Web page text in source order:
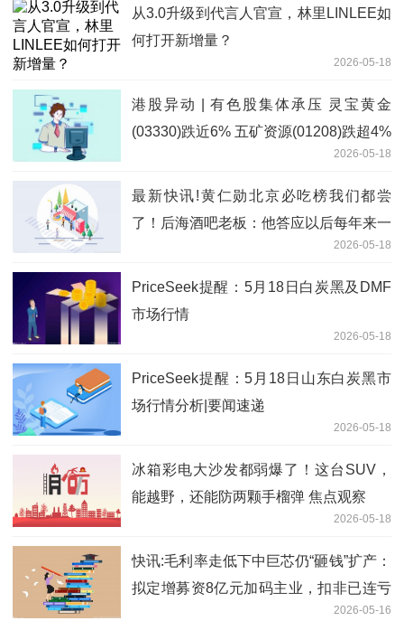
从3.0升级到代言人官宣，林里LINLEE如
何打开新增量？
2026-05-18
港股异动 | 有色股集体承压 灵宝黄金
(03330)跌近6% 五矿资源(01208)跌超4%
2026-05-18
最新快讯!黄仁勋北京必吃榜我们都尝
了！后海酒吧老板：他答应以后每年来一
2026-05-18
PriceSeek提醒：5月18日白炭黑及DMF
市场行情
2026-05-18
PriceSeek提醒：5月18日山东白炭黑市
场行情分析|要闻速递
2026-05-18
冰箱彩电大沙发都弱爆了！这台SUV，
能越野，还能防两颗手榴弹 焦点观察
2026-05-18
快讯:毛利率走低下中巨芯仍“砸钱”扩产：
拟定增募资8亿元加码主业，扣非已连亏
2026-05-16